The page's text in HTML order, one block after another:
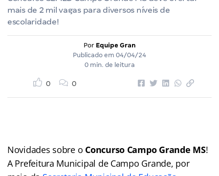
mais de 2 mil vagas para diversos níveis de
escolaridade!
Por Equipe Gran
Publicado em 04/04/24
0 min. de leitura
0 0
Novidades sobre o Concurso Campo Grande MS!
A Prefeitura Municipal de Campo Grande, por